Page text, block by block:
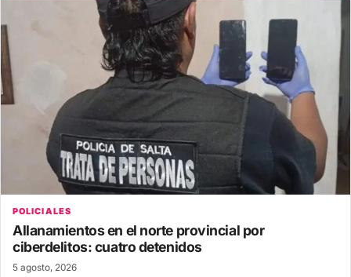
POLICIALES
Allanamientos en el norte provincial por
ciberdelitos: cuatro detenidos
5 agosto, 2026